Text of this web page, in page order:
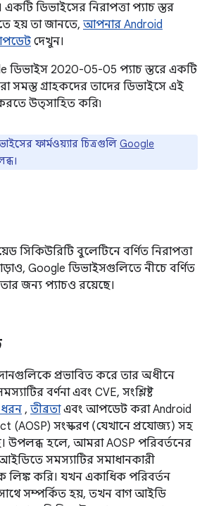
ডিভাইসের নিরাপত্তা প্যাচ স্তর
হয় তা জানতে, আপনার Android
দেখুন।
ডিভাইস 2020-05-05 প্যাচ স্তরে একটি
গ্রাহকদের তাদের ডিভাইসে এই
উত্সাহিত করি৷
ফার্মওয়্যার চিত্রগুলি Google
সিকিউরিটি বুলেটিনে বর্ণিত নিরাপত্তা
Google ডিভাইসগুলিতে নীচে বর্ণিত
জন্য প্যাচও রয়েছে।
প্রভাবিত করে তার অধীনে
বর্ণনা এবং CVE, সংশ্লিষ্ট
ধরন, তীব্রতাএবং আপডেট করা Android
(AOSP) সংস্করণ (যেখানে প্রযোজ্য) সহ
উপলব্ধ হলে, আমরা AOSP পরিবর্তনের
সমস্যাটির সমাধানকারী
লিঙ্ক করি। যখন একাধিক পরিবর্তন
সম্পর্কিত হয়, তখন বাগ আইডি